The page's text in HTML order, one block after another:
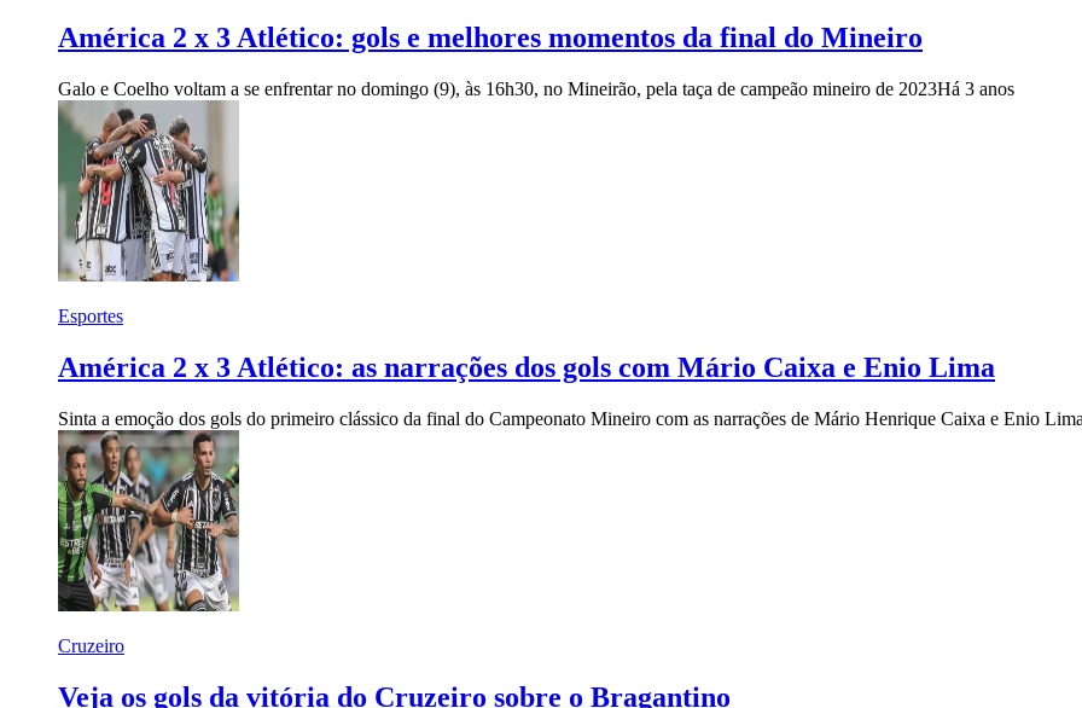
América 2 x 3 Atlético: gols e melhores momentos da final do Mineiro
Galo e Coelho voltam a se enfrentar no domingo (9), às 16h30, no Mineirão, pela taça de campeão mineiro de 2023Há 3 anos
Esportes
América 2 x 3 Atlético: as narrações dos gols com Mário Caixa e Enio Lima
Sinta a emoção dos gols do primeiro clássico da final do Campeonato Mineiro com as narrações de Mário Henrique Caixa e Enio
Cruzeiro
Veja os gols da vitória do Cruzeiro sobre o Bragantino